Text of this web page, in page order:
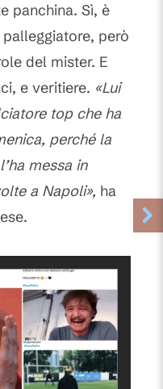
panchina. Sì, è
però
del mister. E
e veritiere. «Lui
top che ha
perché la
messa in
a Napoli», ha